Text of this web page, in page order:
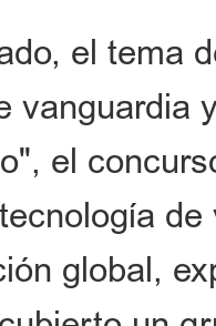
el tema
vanguardia
el
global,